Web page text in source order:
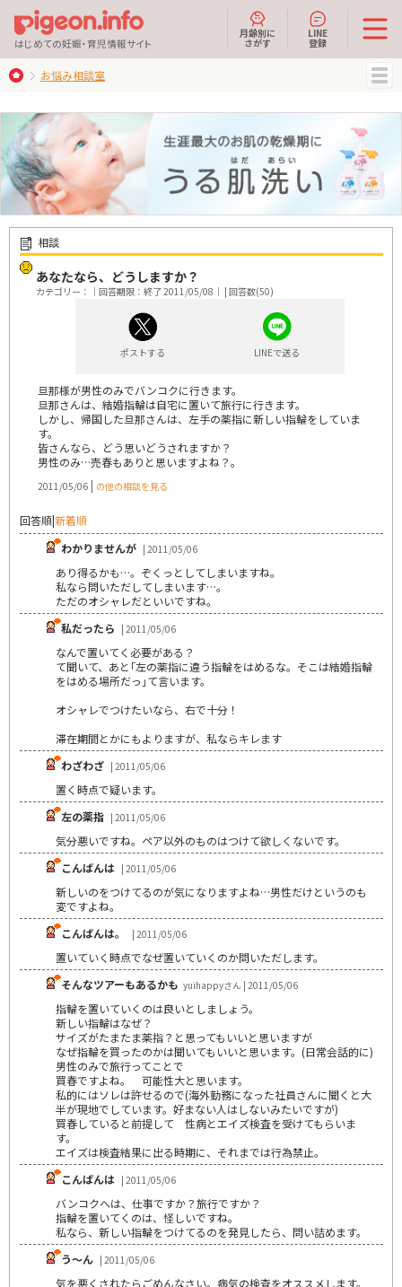
はじめての妊娠・育児情報サイト
月齢別に
さがす
LINE
登録
お悩み相談室
相談
あなたなら、どうしますか？
カテゴリー：｜回答期限：終了 2011/05/08｜ | 回答数(50)
ポストする LINEで送る
旦那様が男性のみでバンコクに行きます。
旦那さんは、結婚指輪は自宅に置いて旅行に行きます。
しかし、帰国した旦那さんは、左手の薬指に新しい指輪をしていま
す。
皆さんなら、どう思いどうされますか？
男性のみ…売春もありと思いますよね？。
2011/05/06 | の他の相談を見る
回答順|新着順
わかりませんが | 2011/05/06
あり得るかも…。ぞくっとしてしまいますね。
私なら問いただしてしまいます…。
ただのオシャレだといいですね。
私だったら | 2011/05/06
なんで置いてく必要がある？
て聞いて、あと｢左の薬指に違う指輪をはめるな。そこは結婚指輪
をはめる場所だっ｣て言います。
オシャレでつけたいなら、右で十分！
滞在期間とかにもよりますが、私ならキレます
わざわざ | 2011/05/06
置く時点で疑います。
左の薬指 | 2011/05/06
気分悪いですね。ペア以外のものはつけて欲しくないです。
こんばんは | 2011/05/06
新しいのをつけてるのが気になりますよね…男性だけというのも
変ですよね。
こんばんは。
| 2011/05/06
置いていく時点でなぜ置いていくのか問いただします。
そんなツアーもあるかも yuihappyさん | 2011/05/06
指輪を置いていくのは良いとしましょう。
新しい指輪はなぜ？
サイズがたまたま薬指？と思ってもいいと思いますが
なぜ指輪を買ったのかは聞いてもいいと思います。(日常会話的に)
男性のみで旅行ってことで
買春ですよね。 可能性大と思います。
私的にはソレは許せるので(海外勤務になった社員さんに聞くと大
半が現地でしています。好まない人はしないみたいですが)
買春していると前提して 性病とエイズ検査を受けてもらいま
す。
エイズは検査結果に出る時期に、それまでは行為禁止。
こんばんは | 2011/05/06
バンコクへは、仕事ですか？旅行ですか？
指輪を置いてくのは、怪しいですね。
私なら、新しい指輪をつけてるのを発見したら、問い詰めます。
う～ん | 2011/05/06
気を悪くされたらごめんなさい。病気の検査をオススメします。